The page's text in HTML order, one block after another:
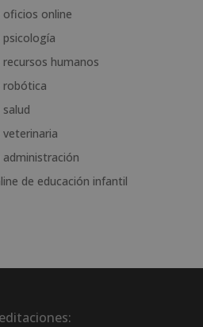
oficios online
humanos
robótica
de educación infantil